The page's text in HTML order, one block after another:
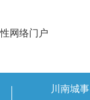
网络门户
川南城事